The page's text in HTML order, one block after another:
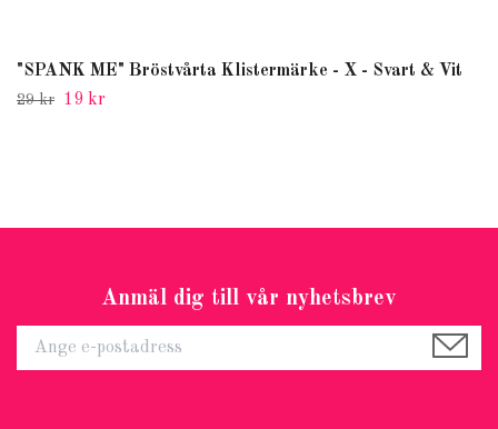
"SPANK ME" Bröstvårta Klistermärke - X - Svart & Vit
29 kr 19 kr
Anmäl dig till vår nyhetsbrev